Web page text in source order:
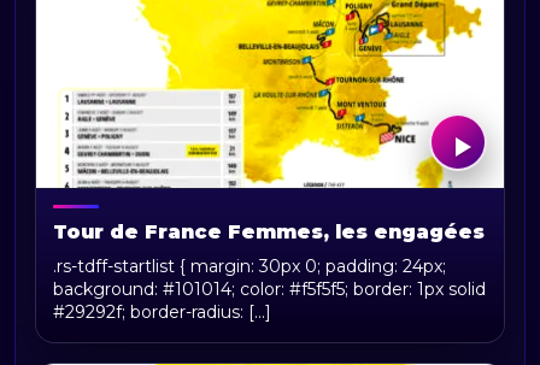
Tour de France Femmes, les engagées
.rs-tdff-startlist { margin: 30px 0; padding: 24px;
background: #101014; color: #f5f5f5; border: 1px solid
#29292f; border-radius: [...]